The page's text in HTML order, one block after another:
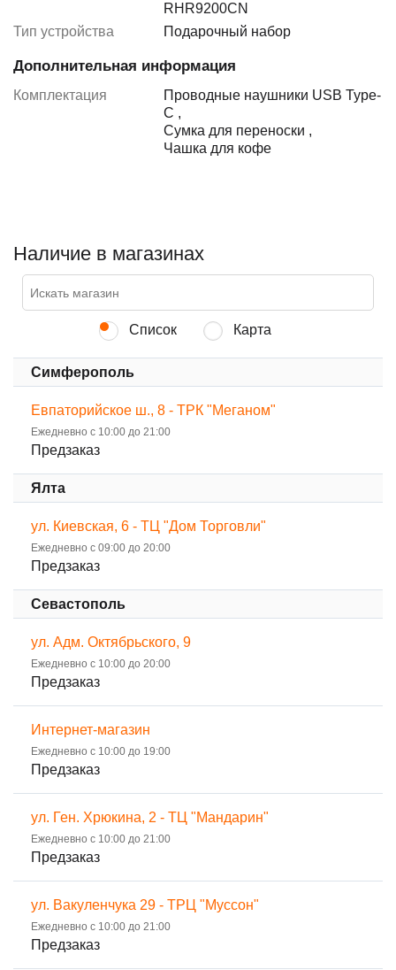
RHR9200CN
Тип устройства
Подарочный набор
Дополнительная информация
Комплектация
Проводные наушники USB Type-
C ,
Сумка для переноски ,
Чашка для кофе
Наличие в магазинах
Список Карта
Симферополь
Евпаторийское ш., 8 - ТРК "Меганом"
Ежедневно с 10:00 до 21:00
Предзаказ
Ялта
ул. Киевская, 6 - ТЦ "Дом Торговли"
Ежедневно с 09:00 до 20:00
Предзаказ
Севастополь
ул. Адм. Октябрьского, 9
Ежедневно с 10:00 до 20:00
Предзаказ
Интернет-магазин
Ежедневно с 10:00 до 19:00
Предзаказ
ул. Ген. Хрюкина, 2 - ТЦ "Мандарин"
Ежедневно с 10:00 до 21:00
Предзаказ
ул. Вакуленчука 29 - ТРЦ "Муссон"
Ежедневно с 10:00 до 21:00
Предзаказ